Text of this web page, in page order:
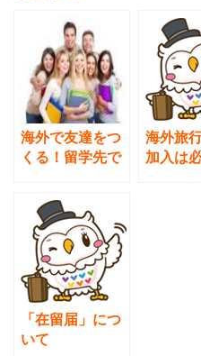
b
o
o
k
海外で友達をつ
くる！留学先で
海外旅
加入は
「在留届」につ
いて